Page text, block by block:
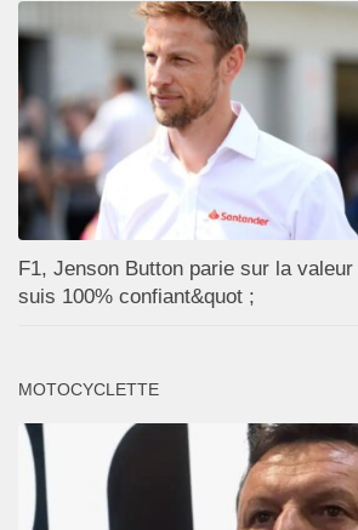
F1, Jenson Button parie sur la
suis 100% confiant&quot ;
MOTOCYCLETTE